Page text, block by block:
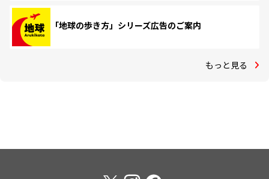
「地球の歩き方」シリーズ広告のご案内
もっと見る